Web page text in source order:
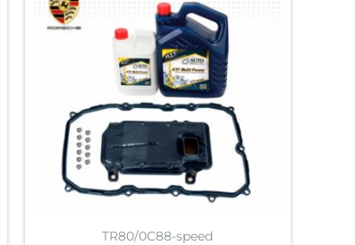
TR80/0C88-speed